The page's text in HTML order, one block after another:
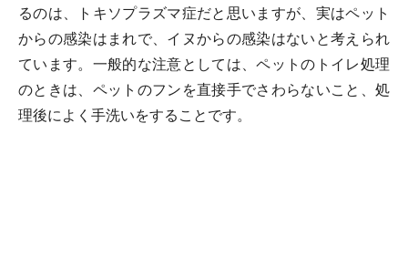
るのは、トキソプラズマ症だと思いますが、実はペット
からの感染はまれで、イヌからの感染はないと考えられ
ています。一般的な注意としては、ペットのトイレ処理
のときは、ペットのフンを直接手でさわらないこと、処
理後によく手洗いをすることです。